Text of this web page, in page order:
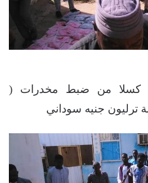
كسلا من ضبط مخدرات (
ترليون جنيه سوداني